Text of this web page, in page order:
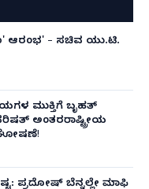
ಆರಂಭ' – ಸಚಿವ ಯು.ಟಿ.
ಮುಕ್ತಿಗೆ ಬೃಹತ್
ಅಂತರರಾಷ್ಟ್ರೀಯ
ಪ್ರದೋಷ್ ಬೆನ್ನಲ್ಲೇ ಮಾಫಿ